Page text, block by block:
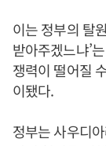
이는 정부의 탈
받아주겠느냐’
쟁력이 떨어질
이됐다.
정부는 사우디